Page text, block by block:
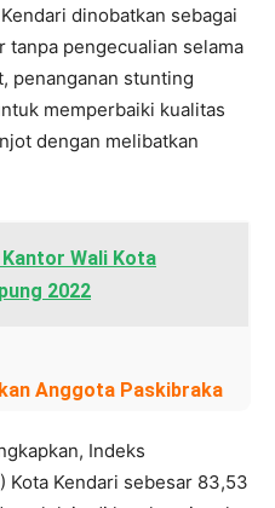
dinobatkan sebagai
tanpa pengecualian selama
penanganan stunting
memperbaiki kualitas
dengan melibatkan
Kantor Wali Kota
2022
Anggota Paskibraka
Indeks
Kota Kendari sebesar 83,53